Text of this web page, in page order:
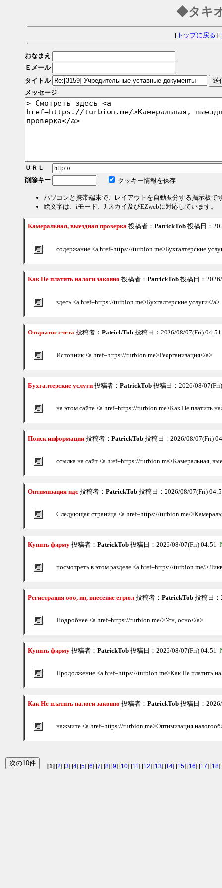
◆タキ
[トップに戻る] [
おなまえ
Ｅメール
タイトル
メッセージ
ＵＲＬ
削除キー
クッキー情報を保存
パソコンと携帯端末で、レイアウトを自動振分する掲示板で
絵文字は、iモード、J-スカイ及びEZwebに対応しています。
Камеральная, выездная проверка 投稿者： PatrickTob 投稿日：
содержание <a href=https://turbion.me>Бухгалтерские
Как Не платить налоги законно 投稿者： PatrickTob 投稿日：
здесь <a href=https://turbion.me>Бухгалтерские услуги</a>
Открытие счета 投稿者： PatrickTob 投稿日：2026/08/07(Fri)
Источник <a href=https://turbion.me>Реорганизация</a>
Бухгалтерские услуги 投稿者： PatrickTob 投稿日：2026/08/
на этом сайте <a href=https://turbion.me>Как Не платить
Поиск информации 投稿者： PatrickTob 投稿日：2026/08/07(Fri)
ссылка на сайт <a href=https://turbion.me>Камеральная,
Оптимизация ндс 投稿者： PatrickTob 投稿日：2026/08/07(Fri)
Следующая страница <a href=https://turbion.me/
Купить фирму 投稿者： PatrickTob 投稿日：2026/08/07(Fri) 04:51
посмотреть в этом разделе <a href=https://turbion.me/
Регистрация ооо, ип, внесение егрюл 投稿者： PatrickTob 投稿日
Подробнее <a href=https://turbion.me/>Усн, осно</a>
Купить фирму 投稿者： PatrickTob 投稿日：2026/08/07(Fri) 04:51
Продолжение <a href=https://turbion.me>Как Не платить
Как Не платить налоги законно 投稿者： PatrickTob 投稿日：
нажмите <a href=https://turbion.me>Оптимизация
[1] [2] [3] [4] [5] [6] [7] [8] [9] [10] [11] [12] [13] [14] [15] [16] [17] [18]